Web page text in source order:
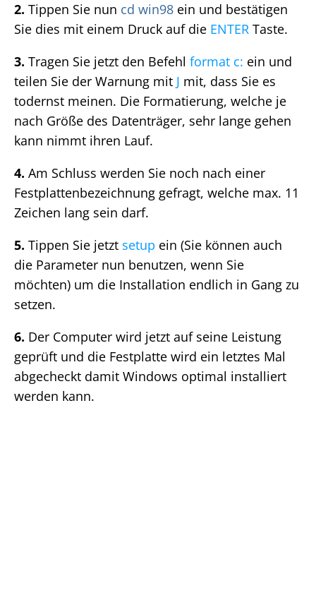
2. Tippen Sie nun cd win98 ein und bestätigen
Sie dies mit einem Druck auf die ENTER Taste.
3. Tragen Sie jetzt den Befehl format c: ein und
teilen Sie der Warnung mit J mit, dass Sie es
todernst meinen. Die Formatierung, welche je
nach Größe des Datenträger, sehr lange gehen
kann nimmt ihren Lauf.
4. Am Schluss werden Sie noch nach einer
Festplattenbezeichnung gefragt, welche max. 11
Zeichen lang sein darf.
5. Tippen Sie jetzt setup ein (Sie können auch
die Parameter nun benutzen, wenn Sie
möchten) um die Installation endlich in Gang zu
setzen.
6. Der Computer wird jetzt auf seine Leistung
geprüft und die Festplatte wird ein letztes Mal
abgecheckt damit Windows optimal installiert
werden kann.